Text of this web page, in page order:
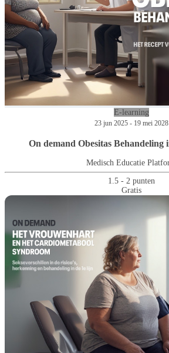
E-learning
23 jun 2025 - 19 mei 2028
On demand Obesitas Behandeling
Medisch Educatie
1.5 - 2 punten
Gratis